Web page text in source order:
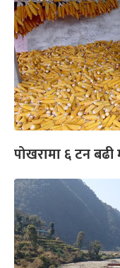
पोखरामा ६ टन